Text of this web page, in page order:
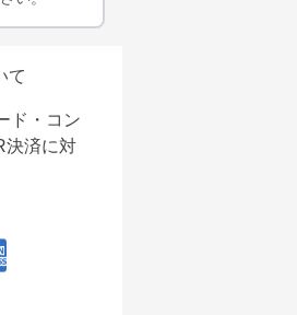
て
ド・コン
決済に対